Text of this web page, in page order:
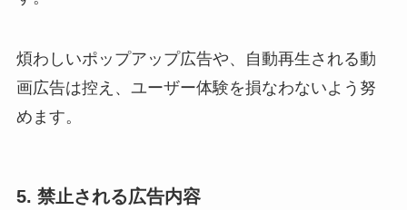
煩わしいポップアップ広告や、自動再生される動
画広告は控え、ユーザー体験を損なわないよう努
めます。
5. 禁止される広告内容